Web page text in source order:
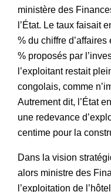
ministère des
l’État. Le taux faisait
% du chiffre
% proposés par
l’exploitant restait
congolais, comme
Autrement dit, l’État
une redevance
centime pour la
Dans la vision
alors ministre des
l’exploitation de